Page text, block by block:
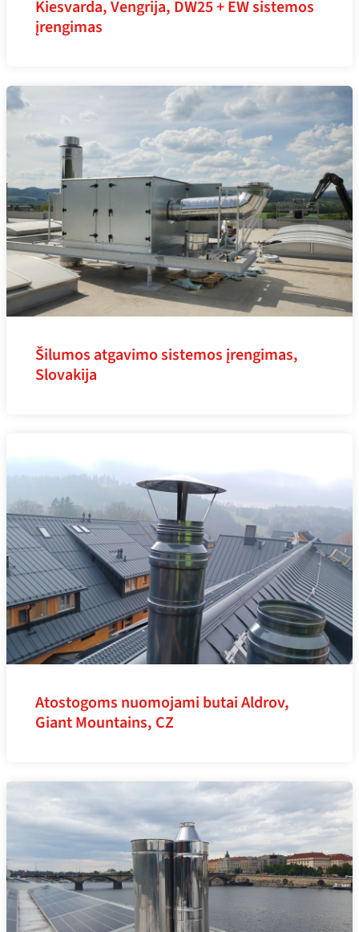
Kiesvarda, Vengrija, DW25 + EW sistemos
įrengimas
Šilumos atgavimo sistemos įrengimas,
Slovakija
Atostogoms nuomojami butai Aldrov,
Giant Mountains, CZ